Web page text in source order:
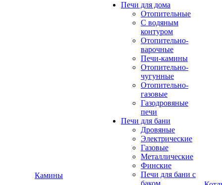
Камины
Печи для дома
Отопительные
C водяным
контуром
Отопительно-
варочные
Печи-камины
Отопительно-
чугунные
Отопительно-
газовые
Газодровяные
печи
Печи для бани
Дровяные
Электрические
Газовые
Металлические
Финские
Печи для бани с
баком